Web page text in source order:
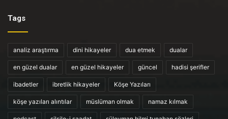
Tags
analiz araştırma dini hikayeler dua etmek dualar
en güzel dualar en güzel hikayeler güncel hadisi şerifler
ibadetler ibretlik hikayeler Köşe Yazıları
köşe yazıları alıntılar müslüman olmak namaz kılmak